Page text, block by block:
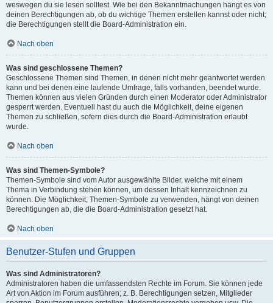
weswegen du sie lesen solltest. Wie bei den Bekanntmachungen hängt es von
deinen Berechtigungen ab, ob du wichtige Themen erstellen kannst oder nicht;
die Berechtigungen stellt die Board-Administration ein.
Nach oben
Was sind geschlossene Themen?
Geschlossene Themen sind Themen, in denen nicht mehr geantwortet werden
kann und bei denen eine laufende Umfrage, falls vorhanden, beendet wurde.
Themen können aus vielen Gründen durch einen Moderator oder Administrator
gesperrt werden. Eventuell hast du auch die Möglichkeit, deine eigenen
Themen zu schließen, sofern dies durch die Board-Administration erlaubt
wurde.
Nach oben
Was sind Themen-Symbole?
Themen-Symbole sind vom Autor ausgewählte Bilder, welche mit einem
Thema in Verbindung stehen können, um dessen Inhalt kennzeichnen zu
können. Die Möglichkeit, Themen-Symbole zu verwenden, hängt von deinen
Berechtigungen ab, die die Board-Administration gesetzt hat.
Nach oben
Benutzer-Stufen und Gruppen
Was sind Administratoren?
Administratoren haben die umfassendsten Rechte im Forum. Sie können jede
Art von Aktion im Forum ausführen; z. B. Berechtigungen setzen, Mitglieder